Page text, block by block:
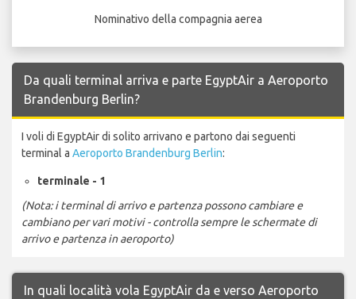
Nominativo della compagnia aerea
Da quali terminal arriva e parte EgyptAir a Aeroporto
Brandenburg Berlin?
I voli di EgyptAir di solito arrivano e partono dai seguenti
terminal a Aeroporto Brandenburg Berlin:
terminale - 1
(Nota: i terminal di arrivo e partenza possono cambiare e
cambiano per vari motivi - controlla sempre le schermate di
arrivo e partenza in aeroporto)
In quali località vola EgyptAir da e verso Aeroporto